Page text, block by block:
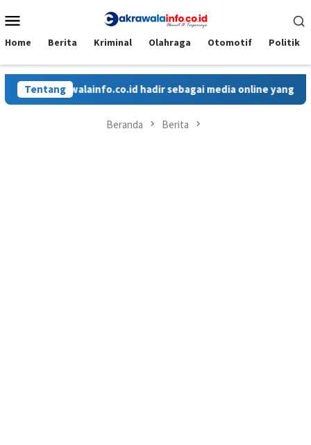
ke
Mobile
Home Berita Kriminal Olahraga Otomotif Politik
Tentang
Cakrawalainfo.co.id hadir sebagai media online yang
Beranda Berita